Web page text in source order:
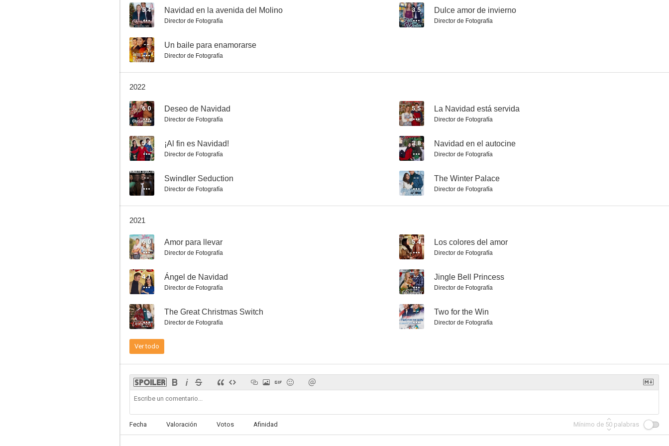
A Cinderella Christmas Ball
--
Two for the Win
--
Einer spielt falsch
5.4 Navidad en la avenida del Molino
Director de Fotografía
3.5 Dulce amor de invierno
Director de Fotografía
-- Un baile para enamorarse
Director de Fotografía
2022
6.0 Deseo de Navidad
Director de Fotografía
5.5 La Navidad está servida
Director de Fotografía
5.4 ¡Al fin es Navidad!
Director de Fotografía
3.8 Navidad en el autocine
Director de Fotografía
-- Swindler Seduction
Director de Fotografía
-- The Winter Palace
Director de Fotografía
2021
6.0 Amor para llevar
Director de Fotografía
5.4 Los colores del amor
Director de Fotografía
4.1 Ángel de Navidad
Director de Fotografía
-- Jingle Bell Princess
Director de Fotografía
-- The Great Christmas Switch
Director de Fotografía
-- Two for the Win
Director de Fotografía
Ver todo
Fecha Valoración Votos Afinidad Mínimo de 50 palabras